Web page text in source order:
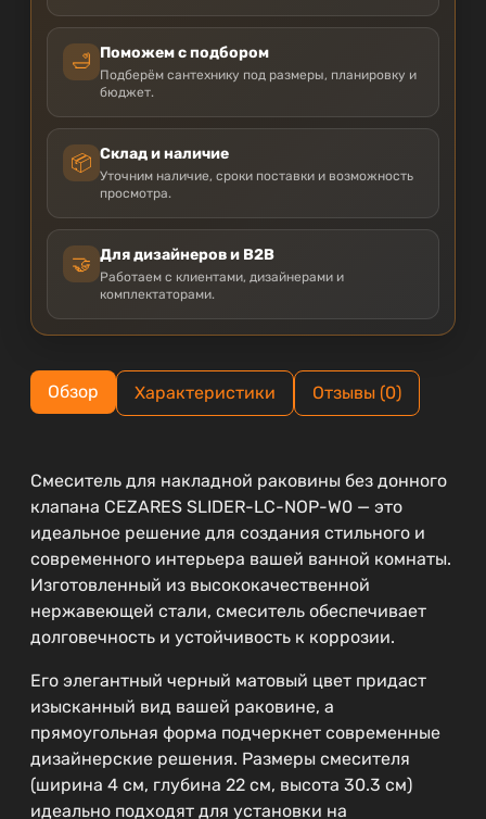
🛁 Поможем с подбором
Подберём сантехнику под размеры, планировку и
бюджет.
📦 Склад и наличие
Уточним наличие, сроки поставки и возможность
просмотра.
🤝 Для дизайнеров и B2B
Работаем с клиентами, дизайнерами и
комплектаторами.
Обзор Характеристики Отзывы (0)
Смеситель для накладной раковины без донного
клапана CEZARES SLIDER-LC-NOP-W0 — это
идеальное решение для создания стильного и
современного интерьера вашей ванной комнаты.
Изготовленный из высококачественной
нержавеющей стали, смеситель обеспечивает
долговечность и устойчивость к коррозии.
Его элегантный черный матовый цвет придаст
изысканный вид вашей раковине, а
прямоугольная форма подчеркнет современные
дизайнерские решения. Размеры смесителя
(ширина 4 см, глубина 22 см, высота 30.3 см)
идеально подходят для установки на